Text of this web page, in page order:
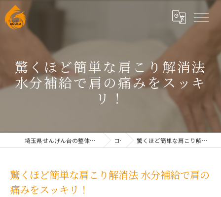
驚くほど簡単な肩こり解消法
水分補給で肩の痛みをスッキ
リ！
埼玉県せんげん台の整体なら根本改善整体院AQUILAせんげん台 コラム 驚くほど簡単な肩こり解消法 水分補給で肩の痛みをスッキリ！
驚くほど簡単な肩こり解消法 水分補給で肩の
痛みをスッキリ！